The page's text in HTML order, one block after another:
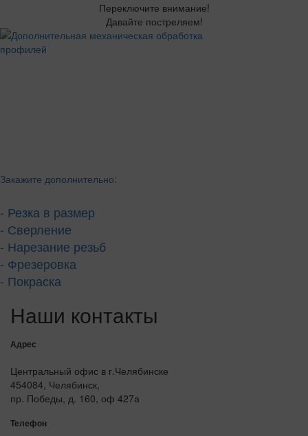
Переключите внимание!
Давайте постреляем!
Закажите дополнительно:
- Резка в размер
- Сверление
- Нарезание резьб
- Фрезеровка
- Покраска
Наши контакты
Адрес
Центральный офис в г.Челябинске
454084, Челябинск,
пр. Победы, д. 160, оф 427а
Телефон